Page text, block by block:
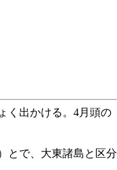
く出かける。4月頭の
とで、大東諸島と区分